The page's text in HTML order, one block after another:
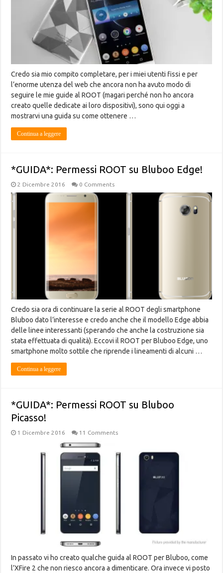
Credo sia mio compito completare, per i miei utenti fissi e per
l’enorme utenza del web che ancora non ha avuto modo di
seguire le mie guide al ROOT (magari perché non ho ancora
creato quelle dedicate ai loro dispositivi), sono qui oggi a
mostrarvi una guida su come ottenere …
Continua a leggere
*GUIDA*: Permessi ROOT su Bluboo Edge!
2 Dicembre 2016 0 Comments
Credo sia ora di continuare la serie al ROOT degli smartphone
Bluboo dato l’interesse e credo anche che il modello Edge abbia
delle linee interessanti (sperando che anche la costruzione sia
stata effettuata di qualità). Eccovi il ROOT per Bluboo Edge, uno
smartphone molto sottile che riprende i lineamenti di alcuni …
Continua a leggere
*GUIDA*: Permessi ROOT su Bluboo
Picasso!
1 Dicembre 2016 11 Comments
In passato vi ho creato qualche guida al ROOT per Bluboo, come
l’XFire 2 che non riesco ancora a dimenticare. Ora invece vi posto